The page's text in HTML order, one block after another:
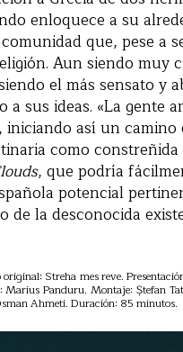
enloquece a su
que, pese a
Aun siendo muy
el más sensato y
sus ideas. «La gente
así un
como
, que podría
potencial
la desconocida
Streha mes reve.
Panduru. Montaje: Ștefan
Ahmeti. Duración: 85 minutos.